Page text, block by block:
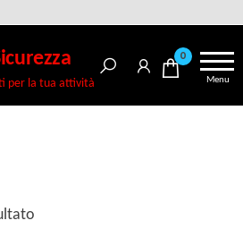
per la tua attività
0
Menu